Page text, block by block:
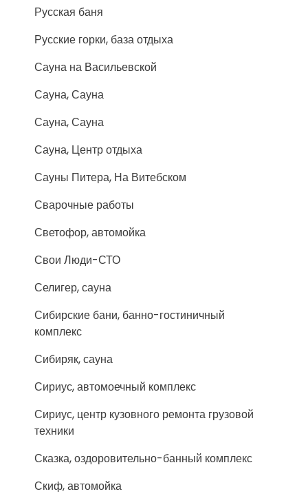
Русская баня
Русские горки, база отдыха
Сауна на Васильевской
Сауна, Сауна
Сауна, Сауна
Сауна, Центр отдыха
Сауны Питера, На Витебском
Сварочные работы
Светофор, автомойка
Свои Люди-СТО
Селигер, сауна
Сибирские бани, банно-гостиничный
комплекс
Сибиряк, сауна
Сириус, автомоечный комплекс
Сириус, центр кузовного ремонта грузовой
техники
Сказка, оздоровительно-банный комплекс
Скиф, автомойка